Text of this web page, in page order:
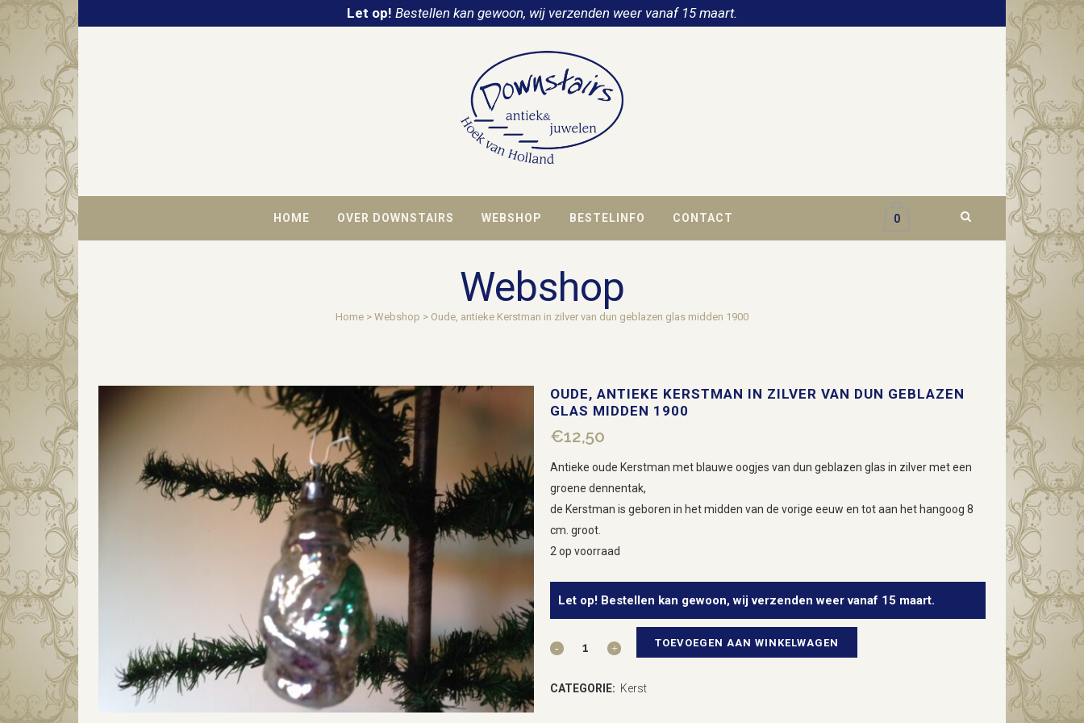
Let op! Bestellen kan gewoon, wij verzenden weer vanaf 15 maart.
HOME OVER DOWNSTAIRS WEBSHOP BESTELINFO CONTACT 0
Webshop
Home > Webshop > Oude, antieke Kerstman in zilver van dun geblazen glas midden 1900
OUDE, ANTIEKE KERSTMAN IN ZILVER VAN DUN GEBLAZEN
GLAS MIDDEN 1900
€12,50
Antieke oude Kerstman met blauwe oogjes van dun geblazen glas in zilver met een
groene dennentak,
de Kerstman is geboren in het midden van de vorige eeuw en tot aan het hangoog 8
cm. groot.
2 op voorraad
Let op! Bestellen kan gewoon, wij verzenden weer vanaf 15 maart.
Oude, TOEVOEGEN AAN WINKELWAGEN
CATEGORIE: Kerst